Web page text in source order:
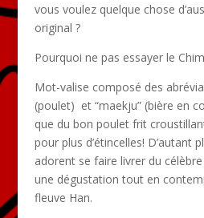
vous voulez quelque chose
original ?
Pourquoi ne pas essayer le
Mot-valise composé des
(poulet) et “maekju” (bière en
que du bon poulet frit
pour plus d’étincelles! D’autant
adorent se faire livrer du
une dégustation tout en
fleuve Han.